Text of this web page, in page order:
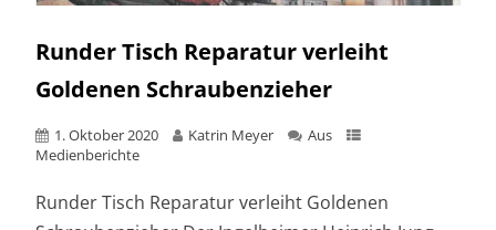
Runder Tisch Reparatur verleiht
Goldenen Schraubenzieher
1. Oktober 2020 Katrin Meyer
Aus
Medienberichte
Runder Tisch Reparatur verleiht Goldenen